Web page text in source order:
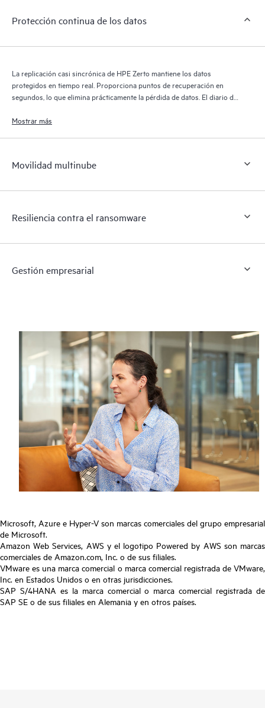
Protección continua de los datos
La replicación casi sincrónica de HPE Zerto mantiene los datos
protegidos en tiempo real. Proporciona puntos de recuperación en
segundos, lo que elimina prácticamente la pérdida de datos. El diario de
durante 30 días, lo que proporciona una recuperación granular y
Mostrar más
Movilidad multinube
Resiliencia contra el ransomware
Gestión empresarial
Microsoft, Azure e Hyper-V son marcas comerciales del grupo empresarial
de Microsoft.
Amazon Web Services, AWS y el logotipo Powered by AWS son marcas
comerciales de Amazon.com, Inc. o de sus filiales.
VMware es una marca comercial o marca comercial registrada de VMware,
Inc. en Estados Unidos o en otras jurisdicciones.
SAP S/4HANA es la marca comercial o marca comercial registrada de
SAP SE o de sus filiales en Alemania y en otros países.